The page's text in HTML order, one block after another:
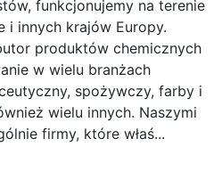
funkcjonujemy na terenie
i innych krajów Europy.
produktów chemicznych
w wielu branżach
spożywczy, farby i
wielu innych. Naszymi
firmy, które właś...